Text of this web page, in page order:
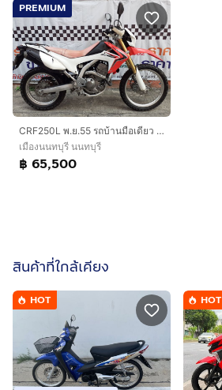
PREMIUM
CRF250L พ.ย.55 รถบ้านมือเดียว รถสวยๆ เครื่องดีๆ ไม่มีล้มชนหนัก
เมืองนนทบุรี นนทบุรี
฿ 65,500
สินค้าที่ใกล้เคียง
HOT HOT